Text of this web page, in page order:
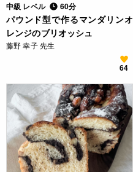
中級 レベル 60分
パウンド型で作るマンダリンオ
レンジのブリオッシュ
藤野 幸子 先生
64